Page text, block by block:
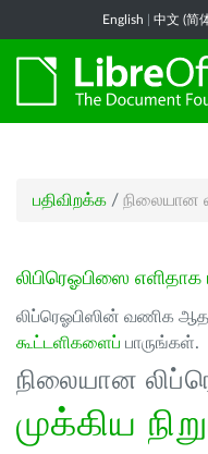
English 中文 (简
பதிவிறக்க / நிலையான
லிபிரெஓபிஸை
லிப்ரெஓபிஸின் வணிக
கூட்டளிகளைப் பாருங்கள்.
நிலையான
முக்கிய